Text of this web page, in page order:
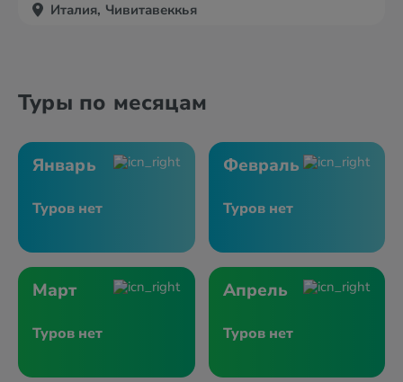
Италия, Чивитавеккья
Туры по месяцам
Январь
Туров нет
Февраль
Туров нет
Март
Туров нет
Апрель
Туров нет